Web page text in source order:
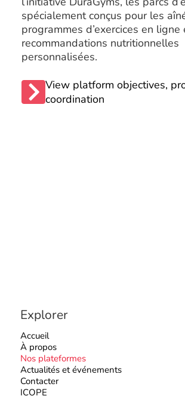
spécialement conçus pour les
programmes d’exercices en ligne
recommandations nutritionnelles
personnalisées.
View platform objectives,
coordination
Explorer
Accueil
À propos
Nos plateformes
Actualités et événements
Contacter
ICOPE